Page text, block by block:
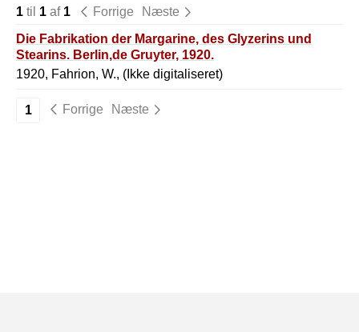
1 til 1 af 1 Forrige
Næste
Die Fabrikation der Margarine, des Glyzerins und
Stearins. Berlin,de Gruyter, 1920.
1920, Fahrion, W., (Ikke digitaliseret)
1 Forrige Næste